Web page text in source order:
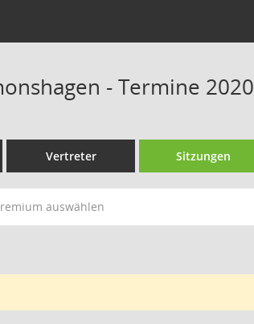
- Termine 2020
Vertreter Sitzungen
auswählen